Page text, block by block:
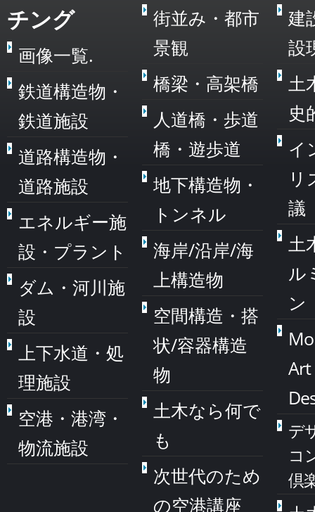
チング
画像一覧.
鉄道構造物・
鉄道施設
道路構造物・
道路施設
エネルギー施
設・プラント
ダム・河川施
設
上下水道・処
理施設
空港・港湾・
物流施設
街並み・都市
景観
橋梁・高架橋
人道橋・歩道
橋・遊歩道
地下構造物・
トンネル
海岸/沿岸/海
上構造物
空間構造・搭
状/容器構造
物
土木なら何で
も
次世代のため
の空港講座
建
設
土
史
イ
リ
議
土
ル
ン
デ
コ
倶